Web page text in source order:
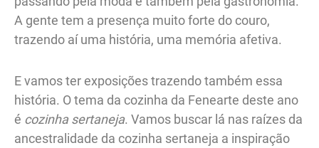
A gente tem a presença muito forte do couro,
trazendo aí uma história, uma memória afetiva.
E vamos ter exposições trazendo também essa
história. O tema da cozinha da Fenearte deste ano
é cozinha sertaneja. Vamos buscar lá nas raízes da
ancestralidade da cozinha sertaneja a inspiração